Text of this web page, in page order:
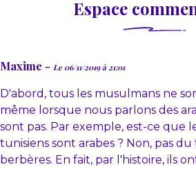
Espace
Maxime - Le 06/11/2019 à 21:01
D'abord, tous les musulmans ne
même lorsque nous parlons des
sont pas. Par exemple, est-ce que
tunisiens sont arabes ? Non, pas
berbères. En fait, par l'histoire, ils